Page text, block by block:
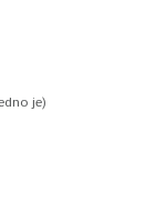
je)